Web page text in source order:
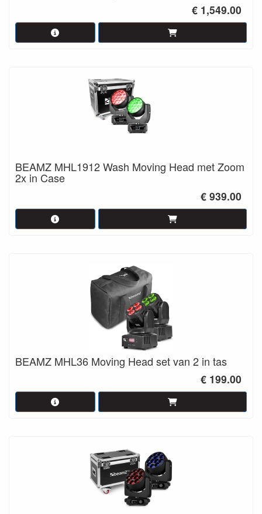
€ 1,549.00
BEAMZ MHL1912 Wash Moving Head met Zoom
2x in Case
€ 939.00
BEAMZ MHL36 Moving Head set van 2 in tas
€ 199.00